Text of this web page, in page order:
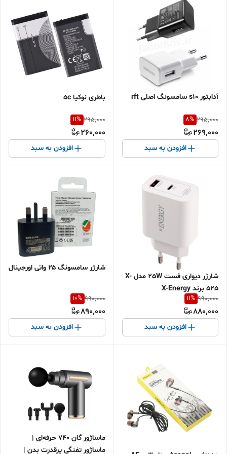
آدابتور s10 سامسونگ اصلی rft
295,000
8%
269,000
افزودن به سبد
باطری نوکیا 5c
295,000
11%
260,000
افزودن به سبد
شارژر دیواری فست 25W مدل X-
525 برند X-Energy
990,000
11%
880,000
افزودن به سبد
شارژر سامسونگ ۲۵ واتی اورجینال
990,000
10%
890,000
افزودن به سبد
ماساژور گان 740 حرفه‌ای |
ماساژور تفنگی پرقدرت بدن |